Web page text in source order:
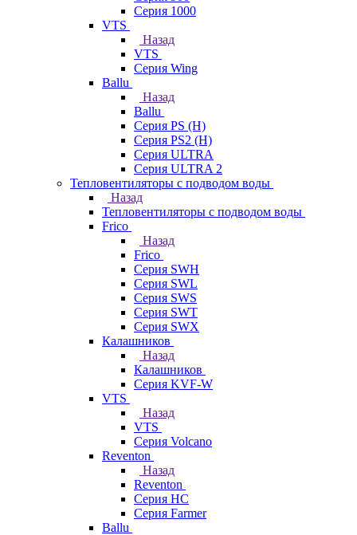
Серия 1000
VTS
Назад
VTS
Серия Wing
Ballu
Назад
Ballu
Серия PS (H)
Серия PS2 (H)
Серия ULTRA
Серия ULTRA 2
Тепловентиляторы с подводом воды
Назад
Тепловентиляторы с подводом воды
Frico
Назад
Frico
Серия SWH
Серия SWL
Серия SWS
Серия SWT
Серия SWX
Калашников
Назад
Калашников
Серия KVF-W
VTS
Назад
VTS
Серия Volcano
Reventon
Назад
Reventon
Серия HC
Серия Farmer
Ballu